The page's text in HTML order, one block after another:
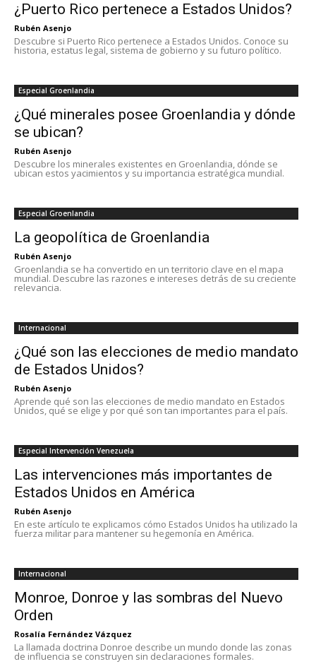
¿Puerto Rico pertenece a Estados Unidos?
Rubén Asenjo
Descubre si Puerto Rico pertenece a Estados Unidos. Conoce su
historia, estatus legal, sistema de gobierno y su futuro político.
Especial Groenlandia
¿Qué minerales posee Groenlandia y dónde
se ubican?
Rubén Asenjo
Descubre los minerales existentes en Groenlandia, dónde se
ubican estos yacimientos y su importancia estratégica mundial.
Especial Groenlandia
La geopolítica de Groenlandia
Rubén Asenjo
Groenlandia se ha convertido en un territorio clave en el mapa
mundial. Descubre las razones e intereses detrás de su creciente
relevancia.
Internacional
¿Qué son las elecciones de medio mandato
de Estados Unidos?
Rubén Asenjo
Aprende qué son las elecciones de medio mandato en Estados
Unidos, qué se elige y por qué son tan importantes para el país.
Especial Intervención Venezuela
Las intervenciones más importantes de
Estados Unidos en América
Rubén Asenjo
En este artículo te explicamos cómo Estados Unidos ha utilizado la
fuerza militar para mantener su hegemonía en América.
Internacional
Monroe, Donroe y las sombras del Nuevo
Orden
Rosalía Fernández Vázquez
La llamada doctrina Donroe describe un mundo donde las zonas
de influencia se construyen sin declaraciones formales.